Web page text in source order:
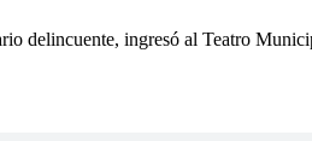
delincuente, ingresó al Teatro